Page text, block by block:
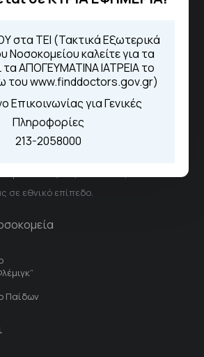
στα ΤΕΙ (Τακτικά Εξωτερικά
Νοσοκομείου καλείτε για τα
ΑΠΟΓΕΥΜΑΤΙΝΑ ΙΑΤΡΕΙΑ το
του www.finddoctors.gov.gr)
Επικοινωνίας για Γενικές
Πληροφορίες
213-2058000
- Αμαλία Φλέμιγκ
με άλλα νοσηλευτικά
βελτίωσης της ποιότητας
σε εθνικό επίπεδο.
Παίδων